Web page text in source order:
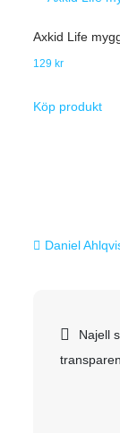
Axkid Life
129kr
Köp produkt
Najell